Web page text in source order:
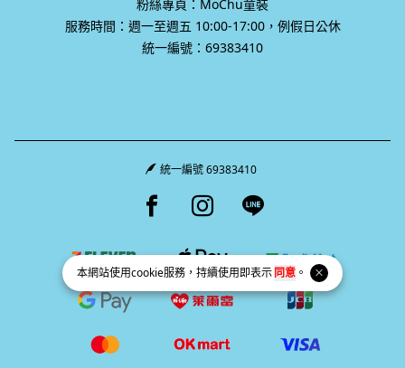
本網站使用cookie服務，持續使用即表示同意 。
粉絲專頁：MoChu童裝
服務時間：週一至週五 10:00-17:00，例假日公休
統一編號：69383410
統一編號 69383410
Facebook page
Instagram page
Line page